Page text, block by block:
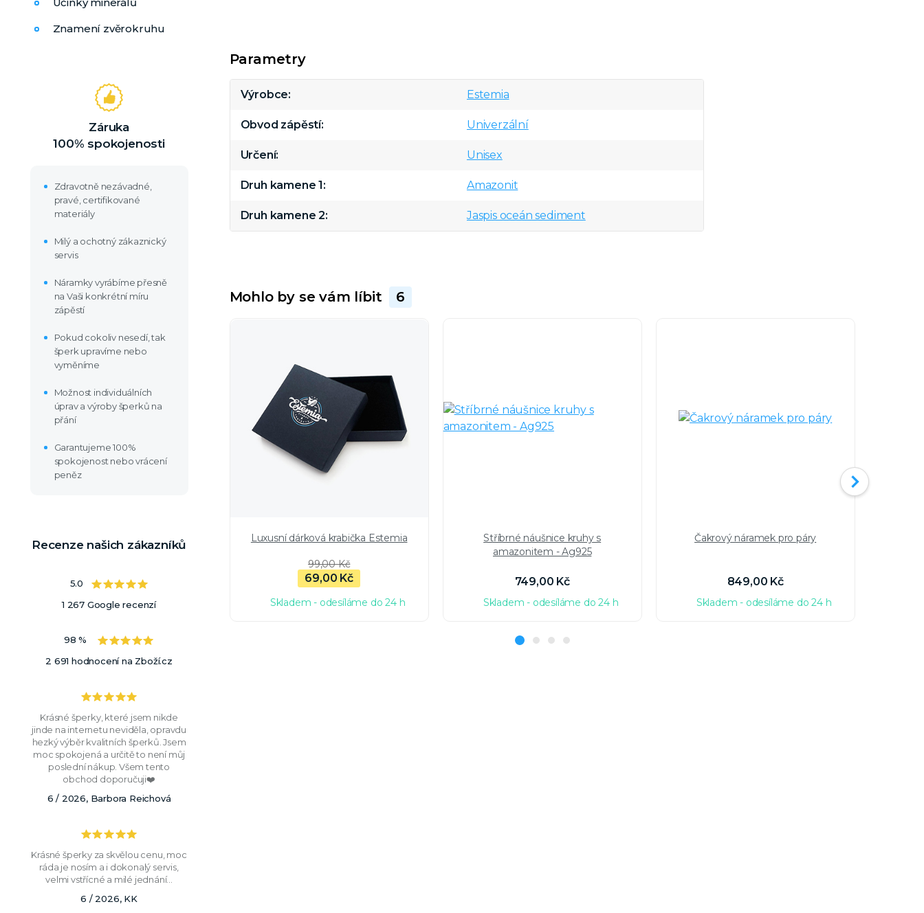
Znamení zvěrokruhu
Záruka
100% spokojenosti
Zdravotně nezávadné,
pravé, certifikované
materiály
Milý a ochotný zákaznický
servis
Náramky vyrábíme přesně
na Vaši konkrétní míru
zápěstí
Pokud cokoliv nesedí, tak
šperk upravíme nebo
vyměníme
Možnost individuálních
úprav a výroby šperků na
přání
Garantujeme 100%
spokojenost nebo vrácení
peněz
Recenze našich zákazníků
5.0
1 267 Google recenzí
98 %
2 691 hodnocení na Zboží.cz
Krásné šperky, které jsem nikde
jinde na internetu neviděla, opravdu
hezký výběr kvalitních šperků. Jsem
moc spokojená a určitě to není můj
poslední nákup. Všem tento
obchod doporučuji❤️
6 / 2026, Barbora Reichová
Krásné šperky za skvělou cenu, moc
ráda je nosím a i dokonalý servis,
velmi vstřícné a milé jednání...
6 / 2026, KK
Parametry
Výrobce Estemia
Obvod zápěstí Univerzální
Určení Unisex
Druh kamene 1 Amazonit
Druh kamene 2 Jaspis oceán sediment
Mohlo by se vám líbit 6
Luxusní dárková krabička Estemia
99,00 Kč
69,00 Kč
Skladem - odesíláme do 24 h
Stříbrné náušnice kruhy s
amazonitem - Ag925
749,00 Kč
Skladem - odesíláme do 24 h
Čakrový náramek pro páry
849,00 Kč
Skladem - odesíláme do 24 h